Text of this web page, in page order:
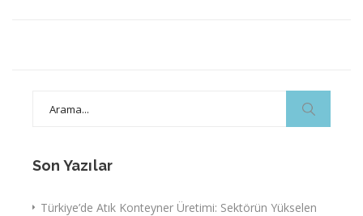
Son Yazılar
Türkiye’de Atık Konteyner Üretimi: Sektörün Yükselen